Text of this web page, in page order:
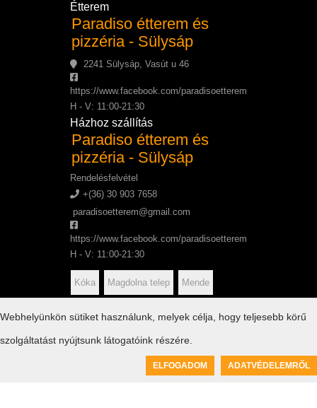
Webhelyünkön sütiket használunk, melyek célja, hogy teljesebb körű
szolgáltatást nyújtsunk látogatóink részére.
ELFOGADOM ADATVÉDELEMRŐL
Étterem
Paradiso étterem és
pizzéria - Sülysáp
2241 Sülysáp, Vasút u 46
https://www.facebook.com/paradisoetterem
H - V: 11:00-21:30
Házhoz szállítás
Paradiso étterem és
pizzéria - Sülysáp
Rendelésfelvétel
+(36) 30 903 7658
paradisoetterem@gmail.com
https://www.facebook.com/paradisoetterem
H - V: 11:00-21:30
Kóka Magdolna telep Mende
Sülysáp Tápiószecső Úri